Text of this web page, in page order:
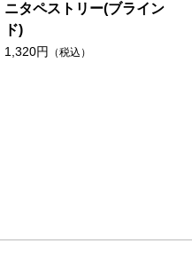
ニタペストリー(ブライン
ド)
1,320円 （税込）